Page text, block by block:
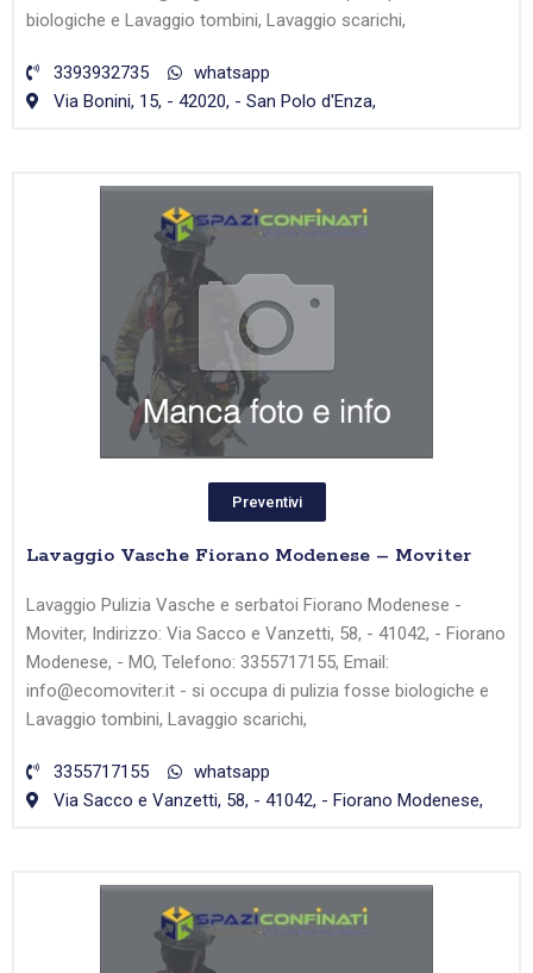
biologiche e Lavaggio tombini, Lavaggio scarichi,
3393932735
whatsapp
Via Bonini, 15, - 42020, - San Polo d'Enza,
Preventivi
Lavaggio Vasche Fiorano Modenese – Moviter
Lavaggio Pulizia Vasche e serbatoi Fiorano Modenese -
Moviter, Indirizzo: Via Sacco e Vanzetti, 58, - 41042, - Fiorano
Modenese, - MO, Telefono: 3355717155, Email:
info@ecomoviter.it - si occupa di pulizia fosse biologiche e
Lavaggio tombini, Lavaggio scarichi,
3355717155
whatsapp
Via Sacco e Vanzetti, 58, - 41042, - Fiorano Modenese,